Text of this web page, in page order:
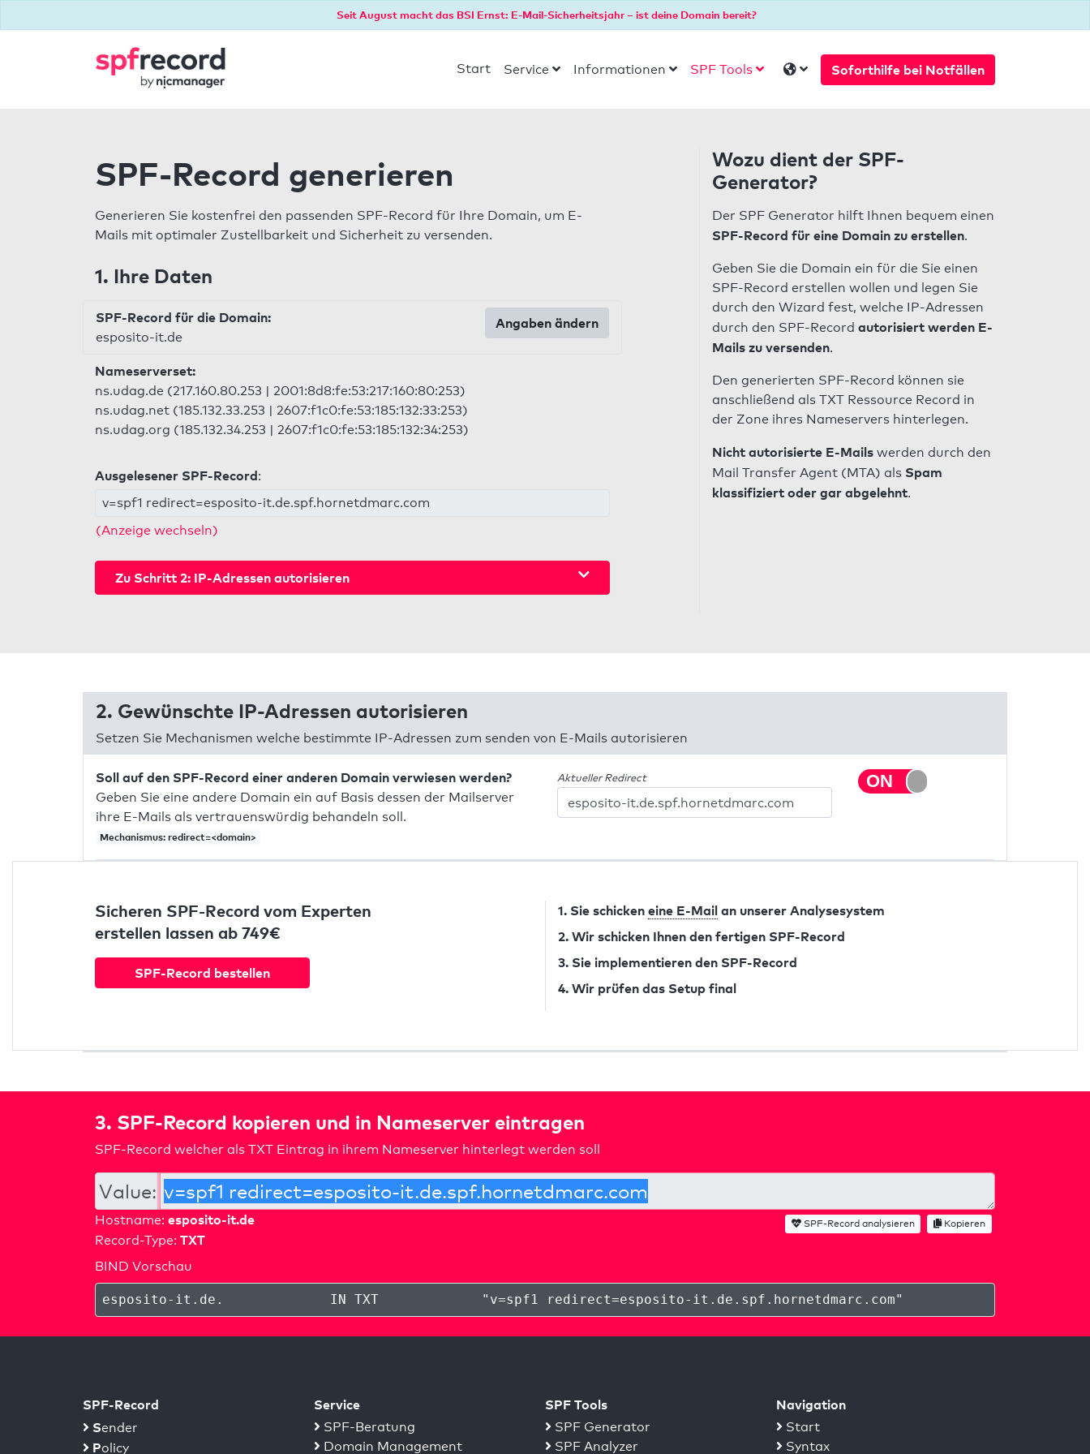
Seit August macht das BSI Ernst: E-Mail-Sicherheitsjahr – ist deine Domain bereit?
Start Service Informationen SPF Tools Soforthilfe bei Notfällen
SPF-Record generieren
Generieren Sie kostenfrei den passenden SPF-Record für Ihre Domain, um E-
Mails mit optimaler Zustellbarkeit und Sicherheit zu versenden.
1. Ihre Daten
SPF-Record für die Domain:
esposito-it.de
Angaben ändern
Nameserverset:
ns.udag.de (217.160.80.253 | 2001:8d8:fe:53:217:160:80:253)
ns.udag.net (185.132.33.253 | 2607:f1c0:fe:53:185:132:33:253)
ns.udag.org (185.132.34.253 | 2607:f1c0:fe:53:185:132:34:253)
Ausgelesener SPF-Record:
v=spf1 redirect=esposito-it.de.spf.hornetdmarc.com
(Anzeige wechseln)
Zu Schritt 2: IP-Adressen autorisieren
Wozu dient der SPF-
Generator?
Der SPF Generator hilft Ihnen bequem einen
SPF-Record für eine Domain zu erstellen.
Geben Sie die Domain ein für die Sie einen
SPF-Record erstellen wollen und legen Sie
durch den Wizard fest, welche IP-Adressen
durch den SPF-Record autorisiert werden E-
Mails zu versenden.
Den generierten SPF-Record können sie
anschließend als TXT Ressource Record in
der Zone ihres Nameservers hinterlegen.
Nicht autorisierte E-Mails werden durch den
Mail Transfer Agent (MTA) als Spam
klassifiziert oder gar abgelehnt.
2. Gewünschte IP-Adressen autorisieren
Setzen Sie Mechanismen welche bestimmte IP-Adressen zum senden von E-Mails autorisieren
Soll auf den SPF-Record einer anderen Domain verwiesen werden?
Geben Sie eine andere Domain ein auf Basis dessen der Mailserver
ihre E-Mails als vertrauenswürdig behandeln soll.
Mechanismus: redirect=<domain>
Aktueller Redirect
Sicheren SPF-Record vom Experten
erstellen lassen ab 749€
SPF-Record bestellen
1. Sie schicken eine E-Mail an unserer Analysesystem
2. Wir schicken Ihnen den fertigen SPF-Record
3. Sie implementieren den SPF-Record
4. Wir prüfen das Setup final
3. SPF-Record kopieren und in Nameserver eintragen
SPF-Record welcher als TXT Eintrag in ihrem Nameserver hinterlegt werden soll
Value:
Hostname: esposito-it.de
Record-Type: TXT
SPF-Record analysieren Kopieren
BIND Vorschau
esposito-it.de . IN TXT " v=spf1 redirect=esposito-it.de.spf.hornetdmarc.com"
SPF-Record
Sender
Policy
Service
SPF-Beratung
Domain Management
SPF Tools
SPF Generator
SPF Analyzer
Navigation
Start
Syntax